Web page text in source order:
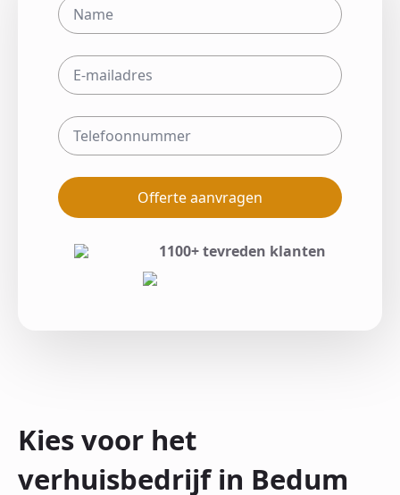
Offerte aanvragen
1100+ tevreden klanten
Kies voor het
verhuisbedrijf in Bedum